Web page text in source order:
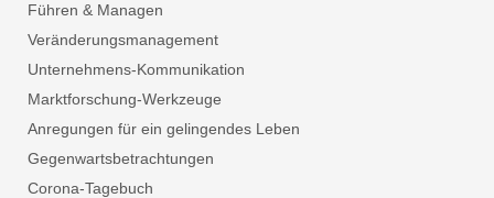
Führen & Managen
Veränderungsmanagement
Unternehmens-Kommunikation
Marktforschung-Werkzeuge
Anregungen für ein gelingendes Leben
Gegenwartsbetrachtungen
Corona-Tagebuch